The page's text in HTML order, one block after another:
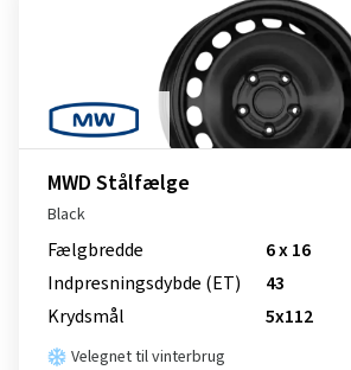
MWD Stålfælge
Black
Fælgbredde
6 x 16
Indpresnings­dybde (ET)
43
Krydsmål
5x112
Velegnet til vinterbrug